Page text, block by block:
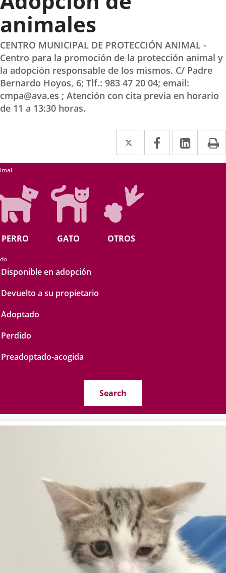
animales
CENTRO MUNICIPAL DE PROTECCIÓN ANIMAL -
Centro para la promoción de la protección animal y
la adopción responsable de los mismos. C/ Padre
Bernardo Hoyos, 6; Tlf.: 983 47 20 04; email:
cmpa@ava.es ; Atención con cita previa en horario
de 11 a 13:30 horas.
Twitter
Enlace
a
aplicación
externa.
Facebook
Enlace
a
Enlace
a
PERRO GATO OTROS
Disponible en adopción
Devuelto a su propietario
Adoptado
Perdido
Preadoptado-acogida
Search